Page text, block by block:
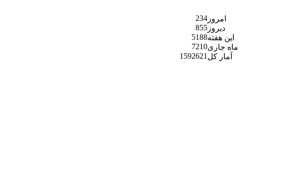
امروز234
دیروز855
این هفته5188
ماه جاری7210
آمار کل 1592621